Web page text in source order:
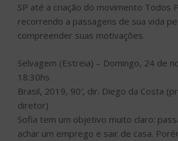
SP até a criação do movimento Todos
recorrendo a passagens de sua vida
compreender suas motivações.
Selvagem (Estreia) – Domingo, 24 de
18:30hs
Brasil, 2019, 90′, dir. Diego da Costa
diretor)
Sofia tem um objetivo muito claro:
achar um emprego e sair de casa.